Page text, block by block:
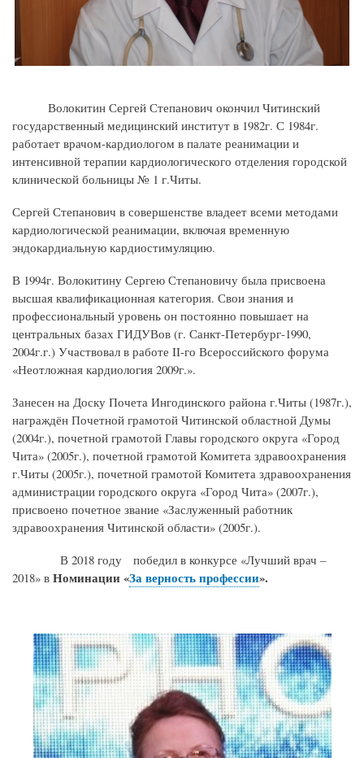
Волокитин Сергей Степанович окончил Читинский
государственный медицинский институт в 1982г. С 1984г.
работает врачом-кардиологом в палате реанимации и
интенсивной терапии кардиологического отделения городской
клинической больницы № 1 г.Читы.
Сергей Степанович в совершенстве владеет всеми методами
кардиологической реанимации, включая временную
эндокардиальную кардиостимуляцию.
В 1994г. Волокитину Сергею Степановичу была присвоена
высшая квалификационная категория. Свои знания и
профессиональный уровень он постоянно повышает на
центральных базах ГИДУВов (г. Санкт-Петербург-1990,
2004г.г.) Участвовал в работе II-го Всероссийского форума
«Неотложная кардиология 2009г.».
Занесен на Доску Почета Ингодинского района г.Читы (1987г.),
награждён Почетной грамотой Читинской областной Думы
(2004г.), почетной грамотой Главы городского округа «Город
Чита» (2005г.), почетной грамотой Комитета здравоохранения
г.Читы (2005г.), почетной грамотой Комитета здравоохранения
администрации городского округа «Город Чита» (2007г.),
присвоено почетное звание «Заслуженный работник
здравоохранения Читинской области» (2005г.).
В 2018 году победил в конкурсе «Лучший врач –
2018» в Номинации «За верность профессии».